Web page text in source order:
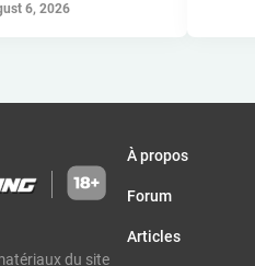
6, 2026
du site
À propos
Forum
Articles